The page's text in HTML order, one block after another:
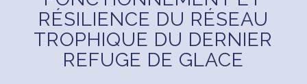
RÉSILIENCE DU RÉSEAU
TROPHIQUE DU DERNIER
REFUGE DE GLACE